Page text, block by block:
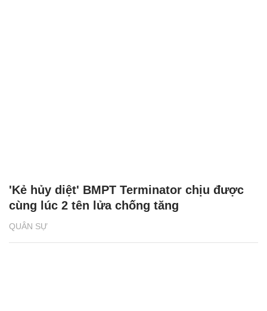
QUÂN SỰ
'Kẻ hủy diệt' BMPT Terminator chịu được
cùng lúc 2 tên lửa chống tăng